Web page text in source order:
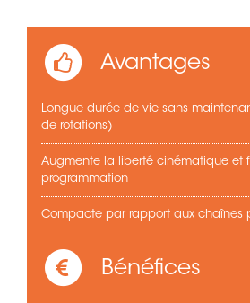
Avantages
Longue durée de vie sans
de rotations)
Augmente la liberté cinématique et
programmation
Compacte par rapport aux chaînes
Bénéfices